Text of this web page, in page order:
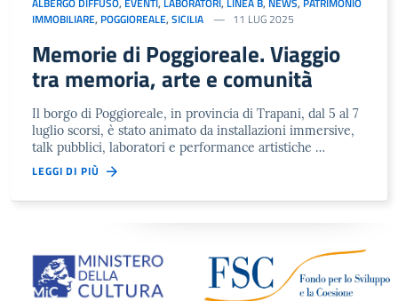
ALBERGO DIFFUSO, EVENTI, LABORATORI, LINEA B, NEWS, PATRIMONIO
IMMOBILIARE, POGGIOREALE, SICILIA 11 LUG 2025
Memorie di Poggioreale. Viaggio
tra memoria, arte e comunità
Il borgo di Poggioreale, in provincia di Trapani, dal 5 al 7
luglio scorsi, è stato animato da installazioni immersive,
talk pubblici, laboratori e performance artistiche …
LEGGI DI PIÙ